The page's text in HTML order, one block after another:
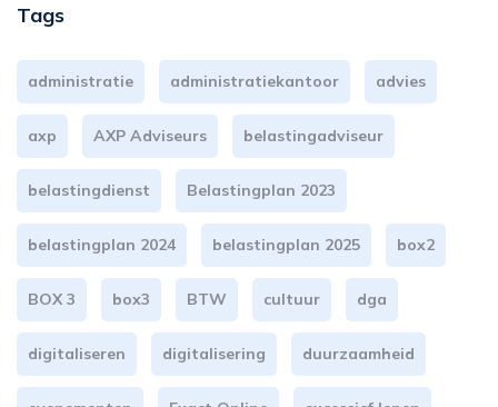
Tags
administratie administratiekantoor advies
axp AXP Adviseurs belastingadviseur
belastingdienst Belastingplan 2023
belastingplan 2024 belastingplan 2025 box2
BOX 3 box3 BTW cultuur dga
digitaliseren digitalisering duurzaamheid